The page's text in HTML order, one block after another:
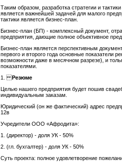
Таким образом, разработка стратегии и
является важнейшей задачей для малого
тактики является бизнес-план.
Бизнес-план (БП) - комплексный документ,
предприятия, дающие полное объективное
Бизнес-план является перспективным
первого и второго года основные показатели
возможности даже в месячном разрезе), и
показателями.
1.Резюме
Целью нашего предприятия будет пошив
индивидуальным заказам.
Юридический (он же фактический) адрес
12в
Учредители ООО «Афродита»:
1. (директор) - доля УК - 50%
2. (гл. бухгалтер) - доля УК - 50%
Суть проекта: полное удовлетворение